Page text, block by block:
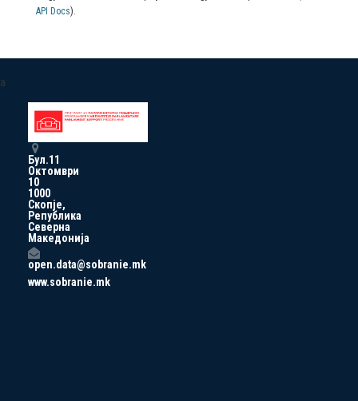
API Docs).
a
Бул.11
Октомври
10
1000
Скопје,
Република
Северна
Македонија
open.data@sobranie.mk
www.sobranie.mk